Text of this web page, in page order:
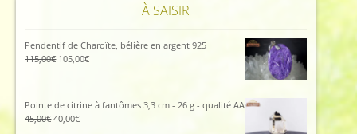
À SAISIR
Pendentif de Charoïte, bélière en argent 925
115,00€ Le
115,00€.
105,00€Le
est :
105,00€.
Pointe de citrine à fantômes 3,3 cm - 26 g - qualité AA
45,00€Le
40,00€Le